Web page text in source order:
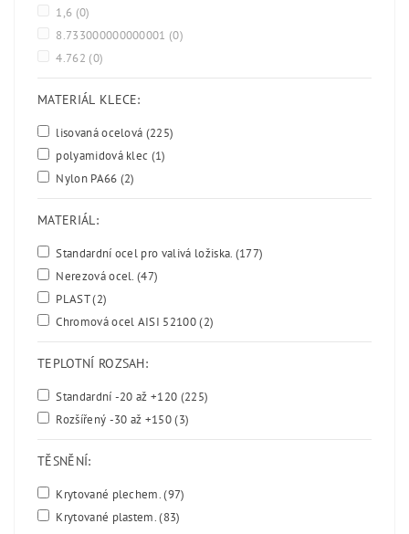
1,6 (0)
8.733000000000001 (0)
4.762 (0)
MATERIÁL KLECE:
lisovaná ocelová (225)
polyamidová klec (1)
Nylon PA66 (2)
MATERIÁL:
Standardní ocel pro valivá ložiska. (177)
Nerezová ocel.(47)
PLAST(2)
Chromová ocel AISI 52100(2)
TEPLOTNÍ ROZSAH:
Standardní -20 až +120 (225)
Rozšířený -30 až +150(3)
TĚSNĚNÍ:
Krytované plechem.(97)
Krytované plastem.(83)